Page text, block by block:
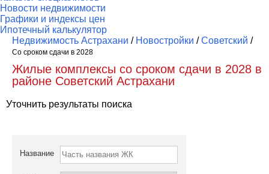
Новости недвижимости
Графики и индексы цен
Ипотечный калькулятор
Недвижимость Астрахани / Новостройки /Советский /
Со сроком сдачи в 2028
Жилые комплексы со сроком сдачи в 2028 в
районе Советский Астрахани
Уточнить результаты поиска
Название